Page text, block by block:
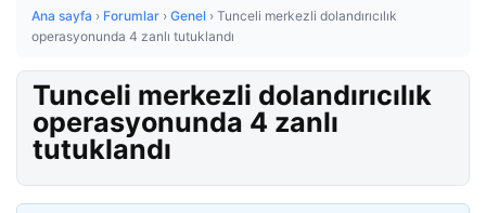
Ana sayfa › Forumlar › Genel › Tunceli merkezli dolandırıcılık
operasyonunda 4 zanlı tutuklandı
Tunceli merkezli dolandırıcılık
operasyonunda 4 zanlı
tutuklandı